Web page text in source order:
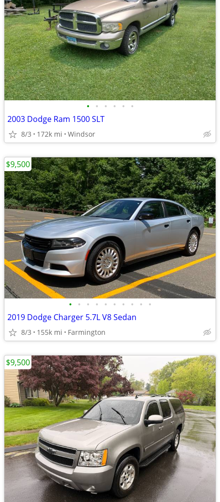
• • • • • •
2003 Dodge Ram 1500 SLT
8/3 172k mi Windsor
• • • • • • • • • •
2019 Dodge Charger 5.7L V8 Sedan
8/3 155k mi Farmington
$9,500
$9,500